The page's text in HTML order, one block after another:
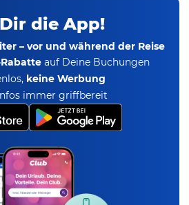
die App!
– vor und während der Reise
auf Deine Buchungen
keine Werbung
immer griffbereit